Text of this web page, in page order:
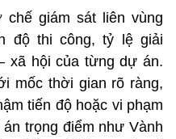
giám sát liên vùng
độ thi công, tỷ lệ giải
xã hội của từng dự án.
mốc thời gian rõ ràng,
tiến độ hoặc vi phạm
trọng điểm như Vành